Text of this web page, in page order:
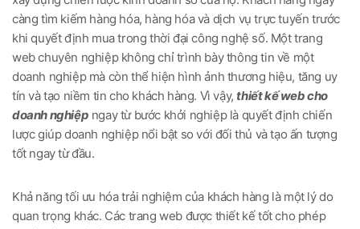
càng tìm kiếm hàng hóa, hàng hóa và dịch vụ trực tuyến trước
khi quyết định mua trong thời đại công nghệ số. Một trang
web chuyên nghiệp không chỉ trình bày thông tin về một
doanh nghiệp mà còn thể hiện hình ảnh thương hiệu, tăng uy
tín và tạo niềm tin cho khách hàng. Vì vậy, thiết kế web cho
doanh nghiệp ngay từ bước khởi nghiệp là quyết định chiến
lược giúp doanh nghiệp nổi bật so với đối thủ và tạo ấn tượng
tốt ngay từ đầu.
Khả năng tối ưu hóa trải nghiệm của khách hàng là một lý do
quan trọng khác. Các trang web được thiết kế tốt cho phép